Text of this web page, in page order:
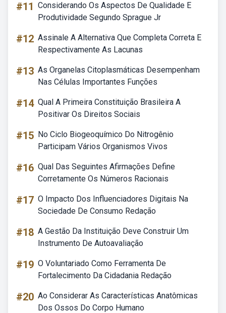
#11 Considerando Os Aspectos De Qualidade E
Produtividade Segundo Sprague Jr
#12 Assinale A Alternativa Que Completa Correta E
Respectivamente As Lacunas
#13 As Organelas Citoplasmáticas Desempenham
Nas Células Importantes Funções
#14 Qual A Primeira Constituição Brasileira A
Positivar Os Direitos Sociais
#15 No Ciclo Biogeoquímico Do Nitrogênio
Participam Vários Organismos Vivos
#16 Qual Das Seguintes Afirmações Define
Corretamente Os Números Racionais
#17 O Impacto Dos Influenciadores Digitais Na
Sociedade De Consumo Redação
#18 A Gestão Da Instituição Deve Construir Um
Instrumento De Autoavaliação
#19 O Voluntariado Como Ferramenta De
Fortalecimento Da Cidadania Redação
#20 Ao Considerar As Características Anatômicas
Dos Ossos Do Corpo Humano